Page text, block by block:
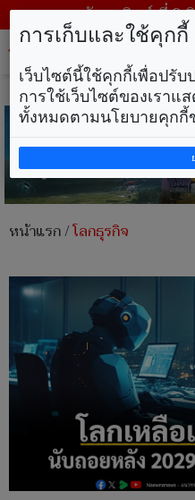
วันอาทิตย์ ที่ 9
หน้าแรก/โลกธุรกิจ
การเก็บและใช้คุกกี้
เว็บไซต์นี้ใช้คุกกี้เพื่อปรั
การใช้เว็บไซต์ของเรา
ทั้งหมดตามนโยบายคุกกี้